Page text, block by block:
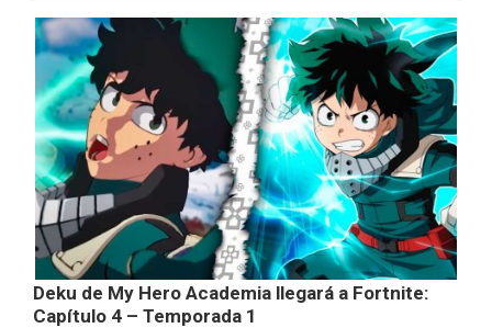
Deku de My Hero Academia llegará a Fortnite:
Capítulo 4 – Temporada 1